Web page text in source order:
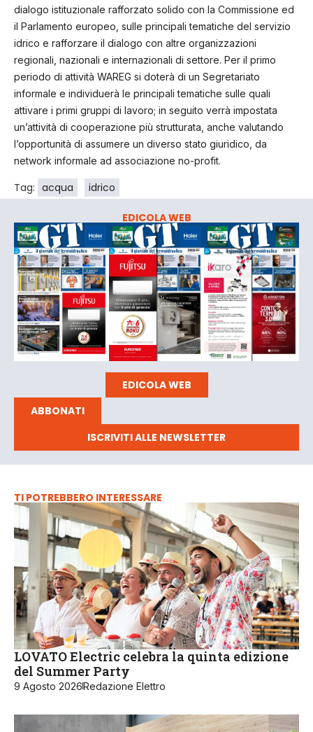
dialogo istituzionale rafforzato solido con la Commissione ed
il Parlamento europeo, sulle principali tematiche del servizio
idrico e rafforzare il dialogo con altre organizzazioni
regionali, nazionali e internazionali di settore. Per il primo
periodo di attività WAREG si doterà di un Segretariato
informale e individuerà le principali tematiche sulle quali
attivare i primi gruppi di lavoro; in seguito verrà impostata
un’attività di cooperazione più strutturata, anche valutando
l’opportunità di assumere un diverso stato giuridico, da
network informale ad associazione no-profit.
Tag: acqua idrico
EDICOLA WEB
EDICOLA WEB
ABBONATI
ISCRIVITI ALLE NEWSLETTER
TI POTREBBERO INTERESSARE
LOVATO Electric celebra la quinta edizione
del Summer Party
9 Agosto 2026Redazione Elettro